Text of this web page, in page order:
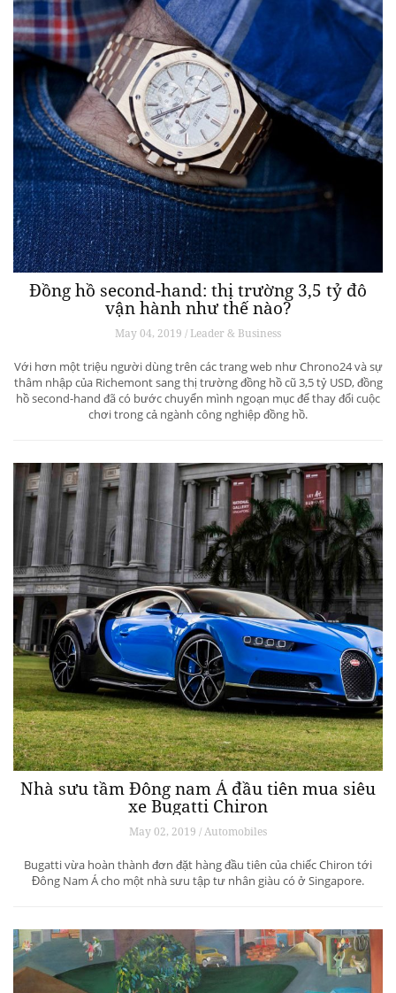
Đồng hồ second-hand: thị trường 3,5 tỷ đô
vận hành như thế nào?
May 04, 2019 / Leader & Business
Với hơn một triệu người dùng trên các trang web như Chrono24 và sự
thâm nhập của Richemont sang thị trường đồng hồ cũ 3,5 tỷ USD, đồng
hồ second-hand đã có bước chuyển mình ngoạn mục để thay đổi cuộc
chơi trong cả ngành công nghiệp đồng hồ.
Nhà sưu tầm Đông nam Á đầu tiên mua siêu
xe Bugatti Chiron
May 02, 2019 / Automobiles
Bugatti vừa hoàn thành đơn đặt hàng đầu tiên của chiếc Chiron tới
Đông Nam Á cho một nhà sưu tập tư nhân giàu có ở Singapore.